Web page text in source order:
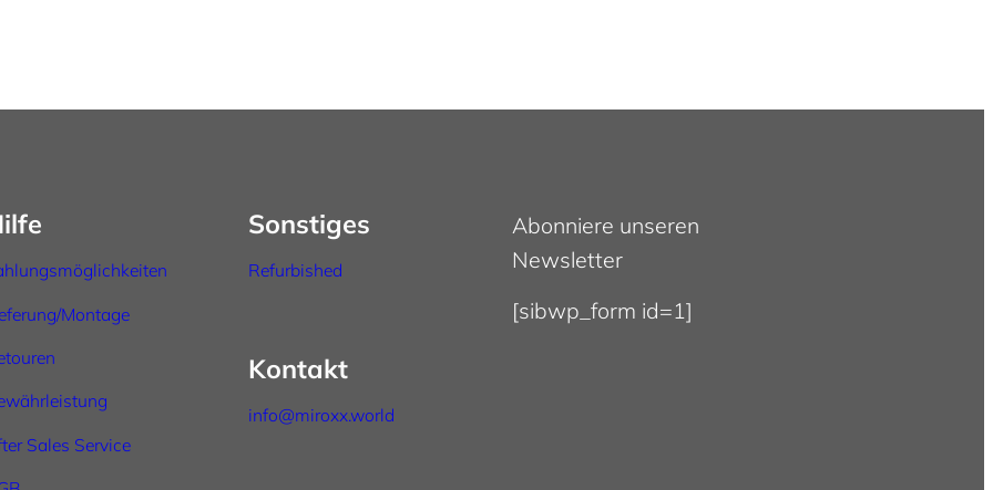
Montage
Sales Service
Sonstiges
Refurbished
Kontakt
info@miroxx.world
Abonniere unseren
Newsletter
[sibwp_form id=1]